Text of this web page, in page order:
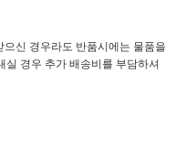
신 경우라도 반품시에는 물품을
실 경우 추가 배송비를 부담하셔